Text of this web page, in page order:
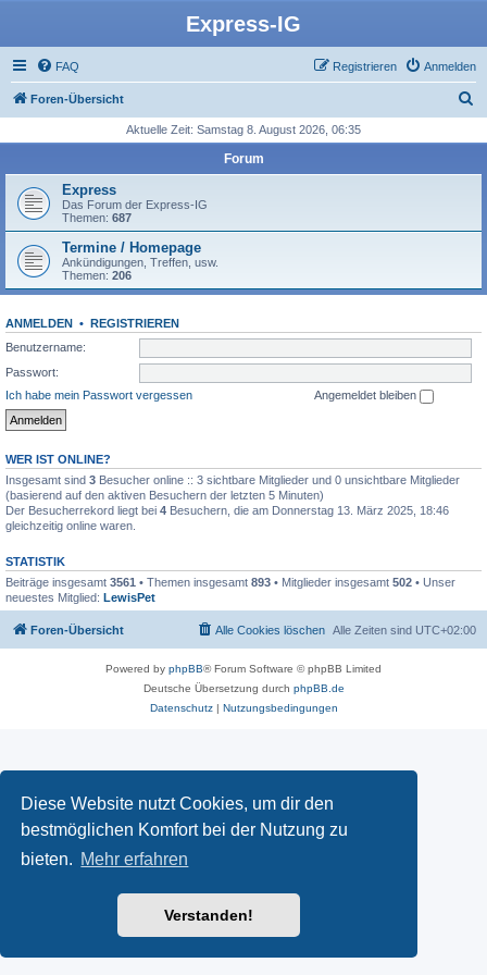
Diese Website nutzt Cookies, um dir den
bestmöglichen Komfort bei der Nutzung zu
bieten. Mehr erfahren
Verstanden!
Express-IG
FAQ Anmelden
Registrieren
Foren-Übersicht
h
Aktuelle Zeit: Samstag 8. August 2026, 06:35
Forum
Express
Das Forum der Express-IG
Themen: 687
Termine / Homepage
Ankündigungen, Treffen, usw.
Themen: 206
ANMELDEN • REGISTRIEREN
Benutzername:
Passwort:
Ich habe mein Passwort vergessen
Angemeldet bleiben
WER IST ONLINE?
Insgesamt sind 3 Besucher online :: 3 sichtbare Mitglieder und 0 unsichtbare Mitglieder
(basierend auf den aktiven Besuchern der letzten 5 Minuten)
Der Besucherrekord liegt bei 4 Besuchern, die am Donnerstag 13. März 2025, 18:46
gleichzeitig online waren.
STATISTIK
Beiträge insgesamt 3561 • Themen insgesamt 893 • Mitglieder insgesamt 502 • Unser
neuestes Mitglied: LewisPet
Foren-Übersicht Alle Zeiten sind UTC+02:00
Alle Cookies löschen
Powered by phpBB® Forum Software © phpBB Limited
Deutsche Übersetzung durch phpBB.de
Datenschutz| Nutzungsbedingungen